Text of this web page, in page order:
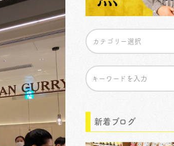
新着ブログ